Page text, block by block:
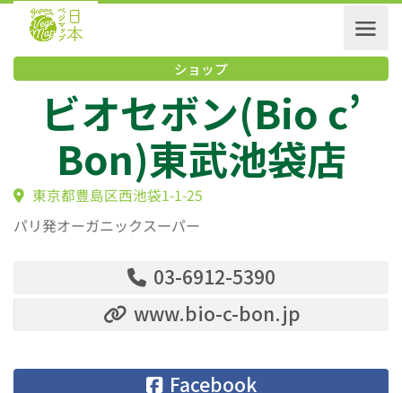
ショップ
ビオセボン(Bio c’
Bon)東武池袋店
パリ発オーガニックスーパー
03-6912-5390
www.bio-c-bon.jp
Facebook